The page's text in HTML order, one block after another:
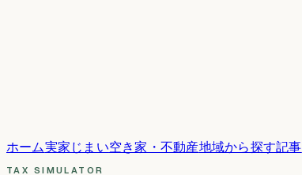
ホーム実家じまい空き家・不動産地域から探す記事
TAX SIMULATOR